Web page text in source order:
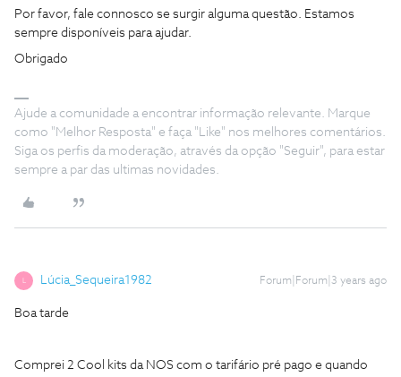
Por favor, fale connosco se surgir alguma questão. Estamos
sempre disponíveis para ajudar.
Obrigado
Ajude a comunidade a encontrar informação relevante. Marque
como "Melhor Resposta" e faça "Like" nos melhores comentários.
Siga os perfis da moderação, através da opção "Seguir", para estar
sempre a par das ultimas novidades.
Lúcia_Sequeira1982 Forum|Forum|3 years ago
Boa tarde
Comprei 2 Cool kits da NOS com o tarifário pré pago e quando